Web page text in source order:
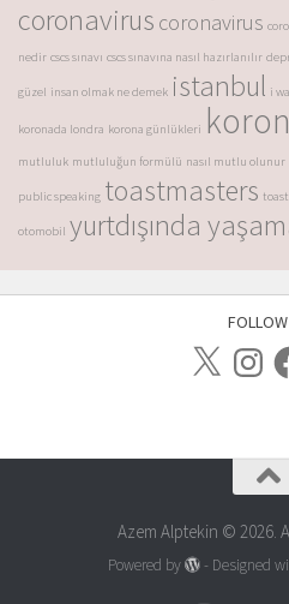
coronavirus coronavirus
nedir cscs sınavı cscs sınavına nasıl hazırlanılır
güzel insan olmak ne demek istanbul i
koronada londra korona günlükleri
mutluluk mutluluğun formülü nasıl mutlu olunur
public speaking toastmasters
otomobil yurtdışında
Azem Alptekin © 2026.
Powered by - Designed